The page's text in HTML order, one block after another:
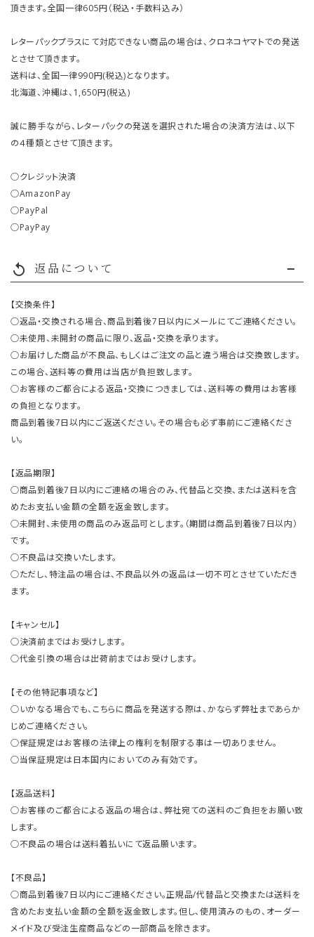
頂きます。全国一律605円（税込・手数料込み）
レターパックプラスにて対応できない商品の場合は、クロネコヤマトでの発送
とさせて頂きます。
送料は、全国一律990円(税込)となります。
北海道、沖縄は、1,650円(税込)
誠に勝手ながら、レターパックの発送を選択された場合の決済方法は、以下
の４種類とさせて頂きます。
○クレジット決済
○AmazonPay
○PayPal
○PayPay
replay 返品について
【交換条件】
○返品・交換される場合、商品到着後7日以内にメールにてご連絡ください。
○未使用、未開封の商品に限り、返品・交換を承ります。
○お届けした商品が不良品、もしくはご注文の品と違う場合は交換致します。
この場合、送料等の費用は当店が負担致します。
○お客様のご都合による返品・交換につきましては、送料等の費用はお客様
の負担となります。
商品到着後7日以内にご返送ください。その場合も必ず事前にご連絡くださ
い。
【返品期限】
○商品到着後7日以内にご連絡の場合のみ、代替品と交換、または送料を含
めたお支払い金額の全額を返金致します。
○未開封、未使用の商品のみ返品可とします。（期間は商品到着後7日以内）
です。
○不良品は交換いたします。
○ただし、特注品の場合は、不良品以外の返品は一切不可とさせていただき
ます。
【キャンセル】
○決済前まではお受けします。
○代金引換の場合は出荷前まではお受けします。
【その他特記事項など】
○いかなる場合でも、こちらに商品を発送する際は、かならず弊社まであらか
じめご連絡ください。
○保証規定はお客様の法律上の権利を制限する事は一切ありません。
○当保証規定は日本国内においてのみ有効です。
【返品送料】
○お客様のご都合による返品の場合は、弊社宛ての送料のご負担をお願い致
します。
○不良品の場合は送料着払いにて返品願います。
【不良品】
○商品到着後7日以内にご連絡ください。正規品/代替品と交換または送料を
含めたお支払い金額の全額を返金致します。但し、使用済みのもの、オーダー
メイド及び受注生産商品などの一部商品を除きます。